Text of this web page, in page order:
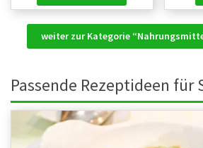
weiter zur Kategorie
Passende Rezeptideen für